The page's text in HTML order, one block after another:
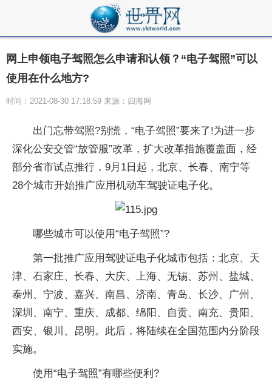
网上申领电子驾照怎么申请和认领？“电子驾照”可以
使用在什么地方?
时间：2021-08-30 17:18:59 来源：四海网
出门忘带驾照?别慌，“电子驾照”要来了!为进一步
深化公安交管“放管服”改革，扩大改革措施覆盖面，经
部分省市试点推行，9月1日起，北京、长春、南宁等
28个城市开始推广应用机动车驾驶证电子化。
哪些城市可以使用“电子驾照”?
第一批推广应用驾驶证电子化城市包括：北京、天
津、石家庄、长春、大庆、上海、无锡、苏州、盐城、
泰州、宁波、嘉兴、南昌、济南、青岛、长沙、广州、
深圳、南宁、重庆、成都、绵阳、自贡、南充、贵阳、
西安、银川、昆明。此后，将陆续在全国范围内分阶段
实施。
使用“电子驾照”有哪些便利?